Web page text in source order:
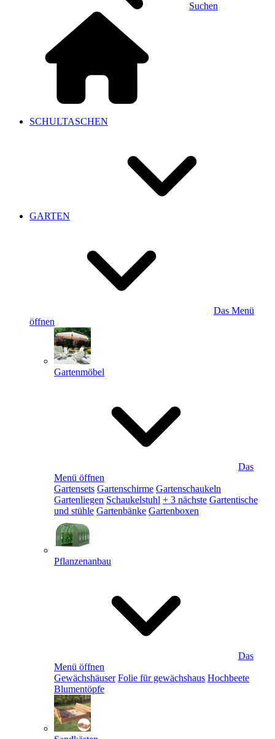
Suchen
SCHULTASCHEN
GARTEN
Das Menü
öffnen
Gartenmöbel
Das
Menü öffnen
Gartensets Gartenschirme Gartenschaukeln
Gartenliegen Schaukelstuhl + 3 nächste Gartentische
und stühle Gartenbänke Gartenboxen
Pflanzenanbau
Das
Menü öffnen
Gewächshäuser Folie für gewächshaus Hochbeete
Blumentöpfe